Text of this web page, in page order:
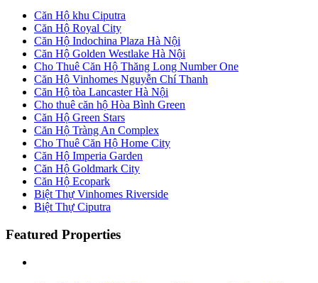
Căn Hộ khu Ciputra
Căn Hộ Royal City
Căn Hộ Indochina Plaza Hà Nội
Căn Hộ Golden Westlake Hà Nội
Cho Thuê Căn Hộ Thăng Long Number One
Căn Hộ Vinhomes Nguyễn Chí Thanh
Căn Hộ tòa Lancaster Hà Nội
Cho thuê căn hộ Hòa Bình Green
Căn Hộ Green Stars
Căn Hộ Tràng An Complex
Cho Thuê Căn Hộ Home City
Căn Hộ Imperia Garden
Căn Hộ Goldmark City
Căn Hộ Ecopark
Biệt Thự Vinhomes Riverside
Biệt Thự Ciputra
Featured Properties